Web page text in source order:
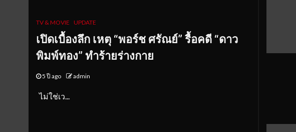
TV & MOVIE UPDATE
เปิดเบื้องลึก เหตุ “พอร์ช ศรัณย์” รื้อคดี “ดาว
พิมพ์ทอง” ทำร้ายร่างกาย
5 ปี ago admin
ไม่ใช่เว...